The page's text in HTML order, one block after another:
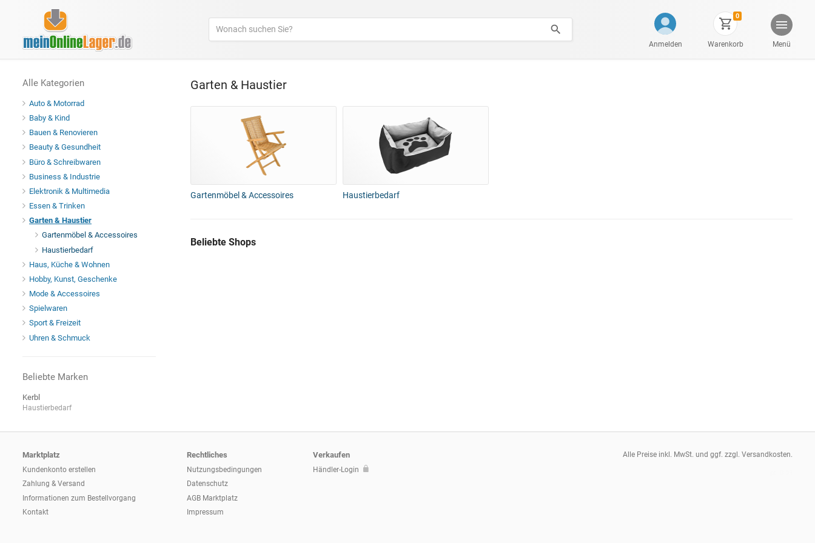
Anmelden
0
Warenkorb Menü
Alle Kategorien
Auto & Motorrad
Baby & Kind
Bauen & Renovieren
Beauty & Gesundheit
Büro & Schreibwaren
Business & Industrie
Elektronik & Multimedia
Essen & Trinken
Garten & Haustier
Gartenmöbel & Accessoires
Haustierbedarf
Haus, Küche & Wohnen
Hobby, Kunst, Geschenke
Mode & Accessoires
Spielwaren
Sport & Freizeit
Uhren & Schmuck
Beliebte Marken
Kerbl
Haustierbedarf
Garten & Haustier
Gartenmöbel & Accessoires Haustierbedarf
Beliebte Shops
Marktplatz
Kundenkonto erstellen
Zahlung & Versand
Informationen zum Bestellvorgang
Kontakt
Rechtliches
Nutzungsbedingungen
Datenschutz
AGB Marktplatz
Impressum
Verkaufen
Händler-Login
Alle Preise inkl. MwSt. und ggf. zzgl. Versandkosten.